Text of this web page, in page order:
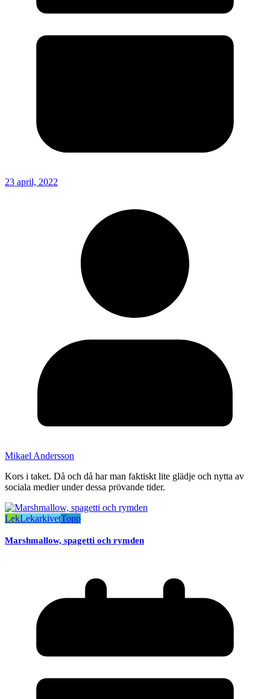
23 april, 2022
Mikael Andersson
Kors i taket. Då och då har man faktiskt lite glädje och nytta av
sociala medier under dessa prövande tider.
LekLekarkivetTopp
Marshmallow, spagetti och rymden